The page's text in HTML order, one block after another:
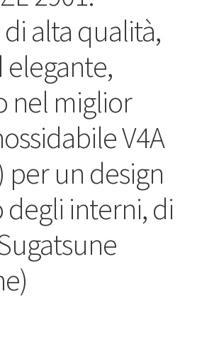
alta qualità,
nel miglior
V4A
per un design
degli interni, di